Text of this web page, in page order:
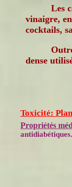
Les
vinaigre,
cocktails,
dense
Toxicité:
Propriétés
antidiabétiques.